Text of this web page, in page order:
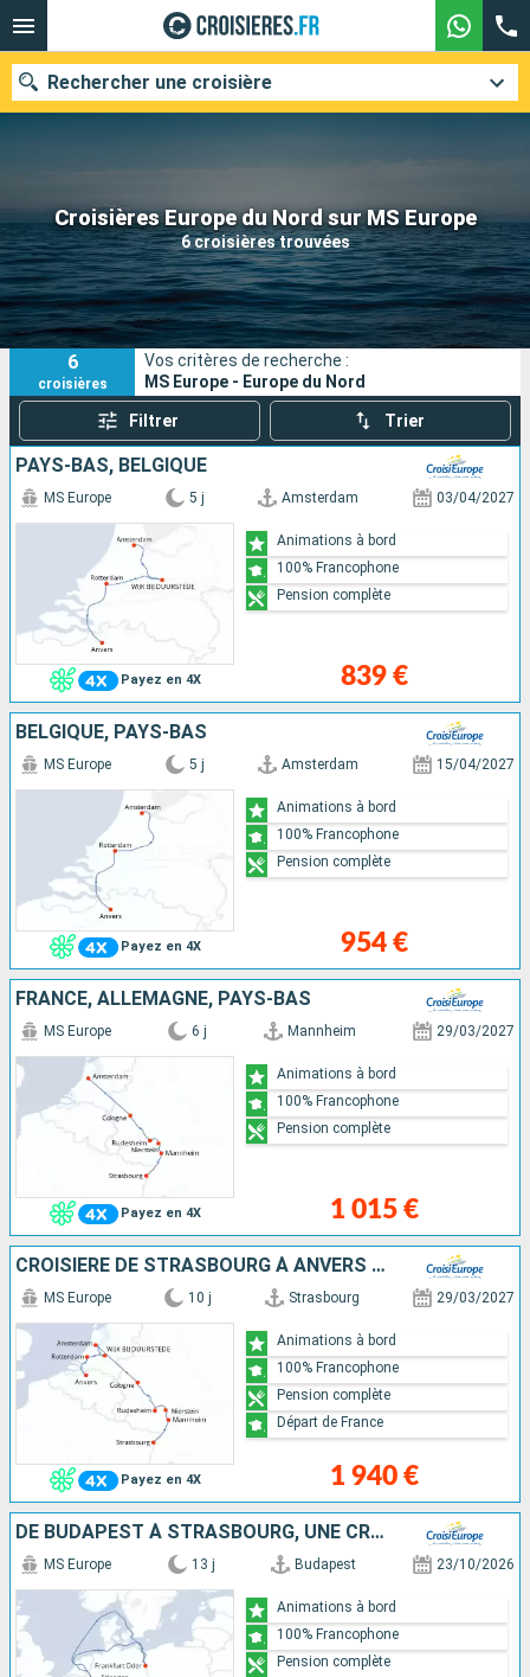
Croisières Europe du Nord sur MS Europe
6 croisières trouvées
Rechercher une croisière
Nos destinations
Mois de départ
Ports Compagnies
Rechercher
6
croisières
Vos critères de recherche :
MS Europe - Europe du Nord
Filtrer Trier
PAYS-BAS, BELGIQUE
Payez en 4X
MS Europe 5 j Amsterdam 03/04/2027
839 €
Animations à bord
100% Francophone
Pension complète
BELGIQUE, PAYS-BAS
Payez en 4X
MS Europe 5 j Amsterdam 15/04/2027
954 €
Animations à bord
100% Francophone
Pension complète
FRANCE, ALLEMAGNE, PAYS-BAS
Payez en 4X
MS Europe 6 j Mannheim 29/03/2027
1 015 €
Animations à bord
100% Francophone
Pension complète
CROISIÈRE DE STRASBOURG À ANVERS : LE RHIN ROMANTIQUE ET LA HOLLANDE
Payez en 4X
MS Europe 10 j Strasbourg 29/03/2027
1 940 €
Animations à bord
100% Francophone
Pension complète
Départ de France
DE BUDAPEST À STRASBOURG, UNE CROISIÈRE TRANSEUROPÉENNE
MS Europe 13 j Budapest 23/10/2026
Animations à bord
100% Francophone
Pension complète